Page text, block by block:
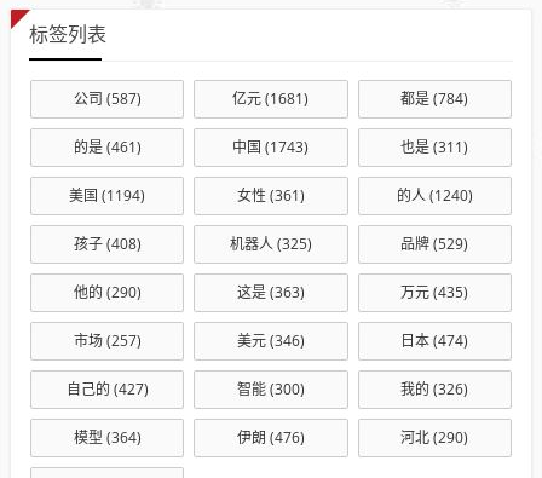
标签列表
公司 (587) 亿元(1681) 都是(784)
的是(461) 中国 (1743) 也是(311)
美国 (1194) 女性 (361) 的人(1240)
孩子(408) 机器人(325) 品牌(529)
他的 (290) 这是(363) 万元(435)
市场(257) 美元(346) 日本(474)
自己的 (427) 智能(300) 我的 (326)
模型 (364) 伊朗 (476) 河北(290)